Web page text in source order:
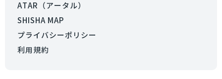
ATAR（アータル）
SHISHA MAP
プライバシーポリシー
利用規約